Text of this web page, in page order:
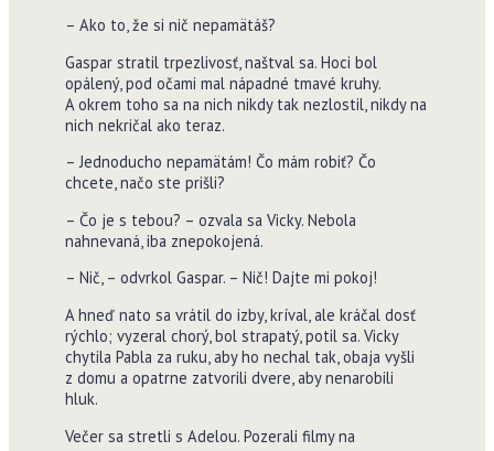
– Ako to, že si nič nepamätáš?
Gaspar stratil trpezlivosť, naštval sa. Hoci bol
opálený, pod očami mal nápadné tmavé kruhy.
A okrem toho sa na nich nikdy tak nezlostil, nikdy na
nich nekričal ako teraz.
– Jednoducho nepamätám! Čo mám robiť? Čo
chcete, načo ste prišli?
– Čo je s tebou? – ozvala sa Vicky. Nebola
nahnevaná, iba znepokojená.
– Nič, – odvrkol Gaspar. – Nič! Dajte mi pokoj!
A hneď nato sa vrátil do izby, kríval, ale kráčal dosť
rýchlo; vyzeral chorý, bol strapatý, potil sa. Vicky
chytila Pabla za ruku, aby ho nechal tak, obaja vyšli
z domu a opatrne zatvorili dvere, aby nenarobili
hluk.
Večer sa stretli s Adelou. Pozerali filmy na